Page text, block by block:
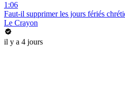
1:06
Faut-il supprimer les jours fériés
Le Crayon
il y a 4 jours